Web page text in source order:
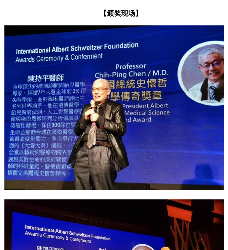
【颁奖现场】